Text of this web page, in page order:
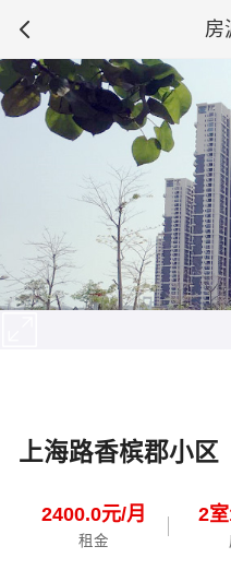
房
上海路香槟郡小区
2400.0元/月
租金
2室